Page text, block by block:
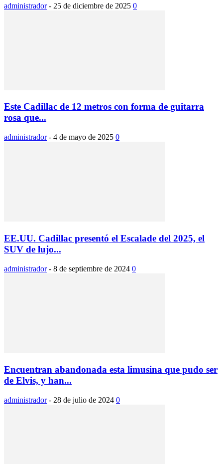
administrador - 25 de diciembre de 2025 0
Este Cadillac de 12 metros con forma de guitarra
rosa que...
administrador - 4 de mayo de 2025 0
EE.UU. Cadillac presentó el Escalade del 2025, el
SUV de lujo...
administrador - 8 de septiembre de 2024 0
Encuentran abandonada esta limusina que pudo ser
de Elvis, y han...
administrador - 28 de julio de 2024 0